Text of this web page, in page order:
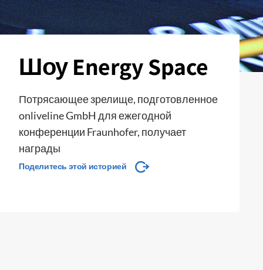
Шоу Energy Space
Потрясающее зрелище, подготовленное
onliveline GmbH для ежегодной
конференции Fraunhofer, получает
награды
Поделитесь этой историей